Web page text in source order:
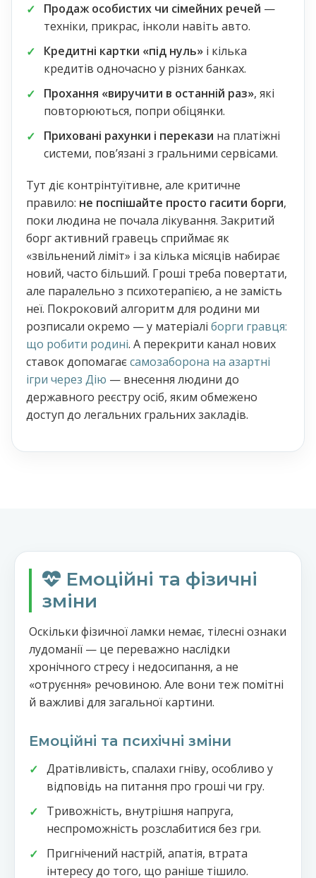
Продаж особистих чи сімейних речей —
техніки, прикрас, інколи навіть авто.
Кредитні картки «під нуль» і кілька
кредитів одночасно у різних банках.
Прохання «виручити в останній раз», які
повторюються, попри обіцянки.
Приховані рахунки і перекази на платіжні
системи, повʼязані з гральними сервісами.
Тут діє контрінтуїтивне, але критичне
правило: не поспішайте просто гасити борги,
поки людина не почала лікування. Закритий
борг активний гравець сприймає як
«звільнений ліміт» і за кілька місяців набирає
новий, часто більший. Гроші треба повертати,
але паралельно з психотерапією, а не замість
неї. Покроковий алгоритм для родини ми
розписали окремо — у матеріалі борги гравця:
що робити родині. А перекрити канал нових
ставок допомагаєсамозаборона на азартні
ігри через Дію — внесення людини до
державного реєстру осіб, яким обмежено
доступ до легальних гральних закладів.
Емоційні та фізичні
зміни
Оскільки фізичної ламки немає, тілесні ознаки
лудоманії — це переважно наслідки
хронічного стресу і недосипання, а не
«отруєння» речовиною. Але вони теж помітні
й важливі для загальної картини.
Емоційні та психічні зміни
Дратівливість, спалахи гніву, особливо у
відповідь на питання про гроші чи гру.
Тривожність, внутрішня напруга,
неспроможність розслабитися без гри.
Пригнічений настрій, апатія, втрата
інтересу до того, що раніше тішило.